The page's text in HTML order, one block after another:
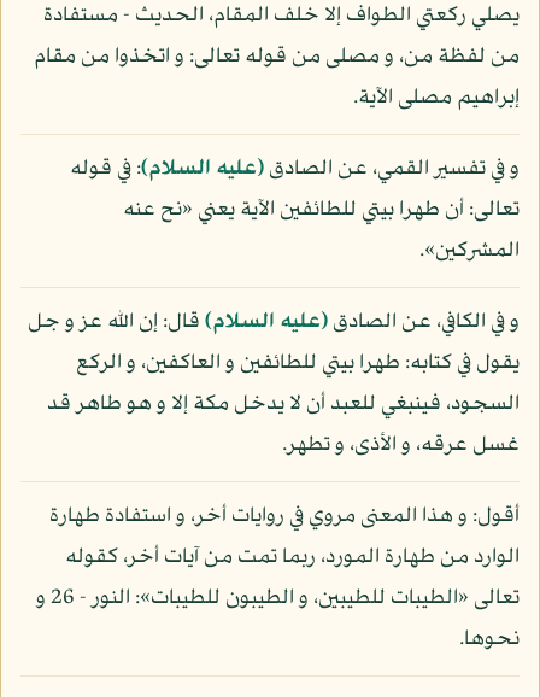
يصلي ركعتي الطواف إلا خلف المقام، الحديث - مستفادة
من لفظة من، و مصلى من قوله تعالى: و اتخذوا من مقام
إبراهيم مصلى الآية.
و في تفسير القمي، عن الصادق(عليه السلام): في قوله
تعالى: أن طهرا بيتي للطائفين الآية يعني «نح عنه
المشركين».
و في الكافي، عن الصادق(عليه السلام)قال: إن الله عز و جل
يقول في كتابه: طهرا بيتي للطائفين و العاكفين، و الركع
السجود، فينبغي للعبد أن لا يدخل مكة إلا و هو طاهر قد
غسل عرقه، و الأذى، و تطهر.
أقول: و هذا المعنى مروي في روايات أخر، و استفادة طهارة
الوارد من طهارة المورد، ربما تمت من آيات أخر، كقوله
تعالى «الطيبات للطيبين، و الطيبون للطيبات»: النور - 26 و
نحوها.